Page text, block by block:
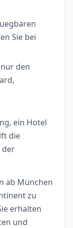
Sie bei
den
ein Hotel
die
der
ab München
zu
erhalten
und